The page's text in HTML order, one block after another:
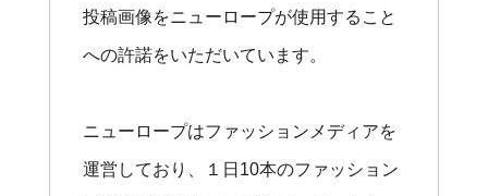
投稿画像をニューロープが使用すること
への許諾をいただいています。
ニューロープはファッションメディアを
運営しており、１日10本のファッション